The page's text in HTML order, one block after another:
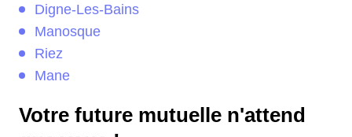
Digne-Les-Bains
Manosque
Riez
Mane
Votre future mutuelle n'attend